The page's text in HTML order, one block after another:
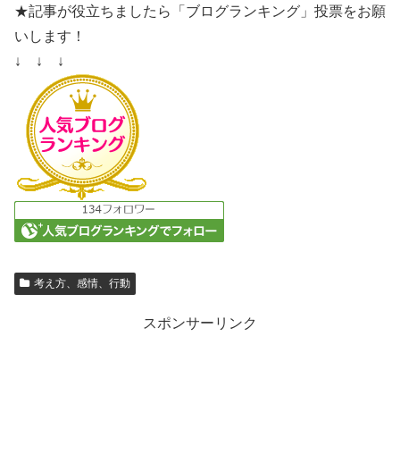
★記事が役立ちましたら「ブログランキング」投票をお願
いします！
↓ ↓ ↓
考え方、感情、行動
スポンサーリンク